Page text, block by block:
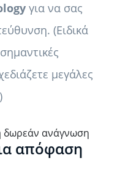
για να σας
(Ειδικά
μεγάλες
δωρεάν ανάγνωση
απόφαση